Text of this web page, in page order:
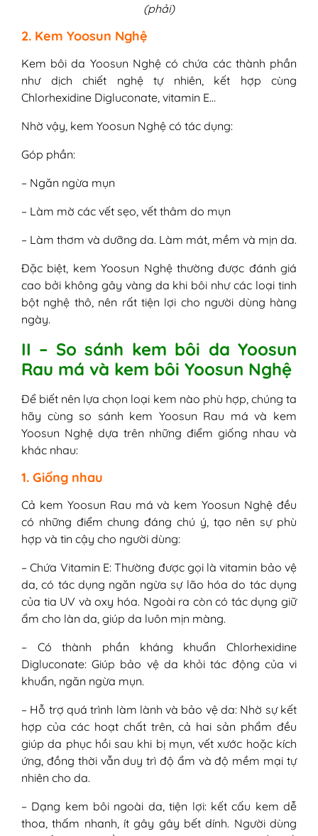
(phải)
2. Kem Yoosun Nghệ
Kem bôi da Yoosun Nghệ có chứa các thành phần
như dịch chiết nghệ tự nhiên, kết hợp cùng
Chlorhexidine Digluconate, vitamin E…
Nhờ vậy, kem Yoosun Nghệ có tác dụng:
Góp phần:
– Ngăn ngừa mụn
– Làm mờ các vết sẹo, vết thâm do mụn
– Làm thơm và dưỡng da. Làm mát, mềm và mịn da.
Đặc biệt, kem Yoosun Nghệ thường được đánh giá
cao bởi không gây vàng da khi bôi như các loại tinh
bột nghệ thô, nên rất tiện lợi cho người dùng hàng
ngày.
II – So sánh kem bôi da Yoosun
Rau má và kem bôi Yoosun Nghệ
Để biết nên lựa chọn loại kem nào phù hợp, chúng ta
hãy cùng so sánh kem Yoosun Rau má và kem
Yoosun Nghệ dựa trên những điểm giống nhau và
khác nhau:
1. Giống nhau
Cả kem Yoosun Rau má và kem Yoosun Nghệ đều
có những điểm chung đáng chú ý, tạo nên sự phù
hợp và tin cậy cho người dùng:
– Chứa Vitamin E: Thường được gọi là vitamin bảo vệ
da, có tác dụng ngăn ngừa sự lão hóa do tác dụng
của tia UV và oxy hóa. Ngoài ra còn có tác dụng giữ
ẩm cho làn da, giúp da luôn mịn màng.
– Có thành phần kháng khuẩn Chlorhexidine
Digluconate: Giúp bảo vệ da khỏi tác động của vi
khuẩn, ngăn ngừa mụn.
– Hỗ trợ quá trình làm lành và bảo vệ da: Nhờ sự kết
hợp của các hoạt chất trên, cả hai sản phẩm đều
giúp da phục hồi sau khi bị mụn, vết xước hoặc kích
ứng, đồng thời vẫn duy trì độ ẩm và độ mềm mại tự
nhiên cho da.
– Dạng kem bôi ngoài da, tiện lợi: kết cấu kem dễ
thoa, thấm nhanh, ít gây gây bết dính. Người dùng